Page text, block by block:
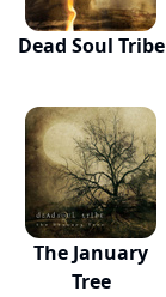
Dead Soul Tribe
The January
Tree